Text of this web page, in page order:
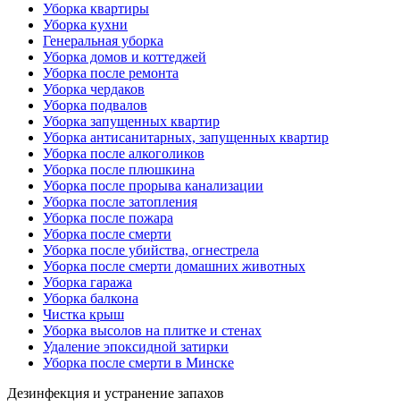
Уборка квартиры
Уборка кухни
Генеральная уборка
Уборка домов и коттеджей
Уборка после ремонта
Уборка чердаков
Уборка подвалов
Уборка запущенных квартир
Уборка антисанитарных, запущенных квартир
Уборка после алкоголиков
Уборка после плюшкина
Уборка после прорыва канализации
Уборка после затопления
Уборка после пожара
Уборка после смерти
Уборка после убийства, огнестрела
Уборка после смерти домашних животных
Уборка гаража
Уборка балкона
Чистка крыш
Уборка высолов на плитке и стенах
Удаление эпоксидной затирки
Уборка после смерти в Минске
Дезинфекция и устранение запахов